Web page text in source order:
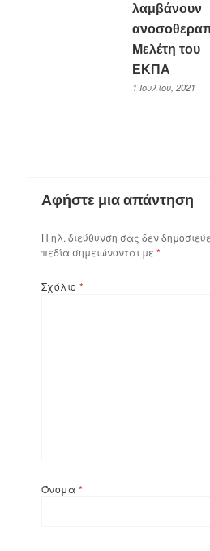
λαμβάνουν
Μελέτη του
ΕΚΠΑ
1 Ιουλίου, 2021
Αφήστε μια απάντηση
Η ηλ. διεύθυνση σας δεν
πεδία σημειώνονται με *
Σχόλιο *
Όνομα *